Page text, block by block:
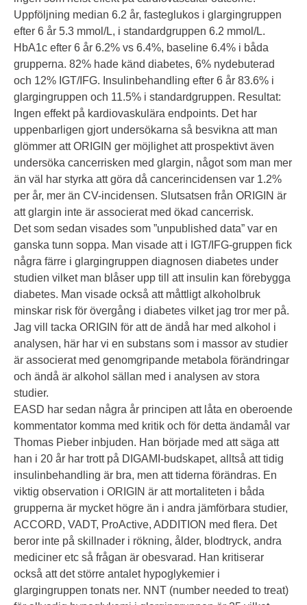
Uppföljning median 6.2 år, fasteglukos i glargingruppen
efter 6 år 5.3 mmol/L, i standardgruppen 6.2 mmol/L.
HbA1c efter 6 år 6.2% vs 6.4%, baseline 6.4% i båda
grupperna. 82% hade känd diabetes, 6% nydebuterad
och 12% IGT/IFG. Insulinbehandling efter 6 år 83.6% i
glargingruppen och 11.5% i standardgruppen. Resultat:
Ingen effekt på kardiovaskulära endpoints. Det har
uppenbarligen gjort undersökarna så besvikna att man
glömmer att ORIGIN ger möjlighet att prospektivt även
undersöka cancerrisken med glargin, något som man mer
än väl har styrka att göra då cancerincidensen var 1.2%
per år, mer än CV-incidensen. Slutsatsen från ORIGIN är
att glargin inte är associerat med ökad cancerrisk.
Det som sedan visades som ”unpublished data” var en
ganska tunn soppa. Man visade att i IGT/IFG-gruppen fick
några färre i glargingruppen diagnosen diabetes under
studien vilket man blåser upp till att insulin kan förebygga
diabetes. Man visade också att måttligt alkoholbruk
minskar risk för övergång i diabetes vilket jag tror mer på.
Jag vill tacka ORIGIN för att de ändå har med alkohol i
analysen, här har vi en substans som i massor av studier
är associerat med genomgripande metabola förändringar
och ändå är alkohol sällan med i analysen av stora
studier.
EASD har sedan några år principen att låta en oberoende
kommentator komma med kritik och för detta ändamål var
Thomas Pieber inbjuden. Han började med att säga att
han i 20 år har trott på DIGAMI-budskapet, alltså att tidig
insulinbehandling är bra, men att tiderna förändras. En
viktig observation i ORIGIN är att mortaliteten i båda
grupperna är mycket högre än i andra jämförbara studier,
ACCORD, VADT, ProActive, ADDITION med flera. Det
beror inte på skillnader i rökning, ålder, blodtryck, andra
mediciner etc så frågan är obesvarad. Han kritiserar
också att det större antalet hypoglykemier i
glargingruppen tonats ner. NNT (number needed to treat)